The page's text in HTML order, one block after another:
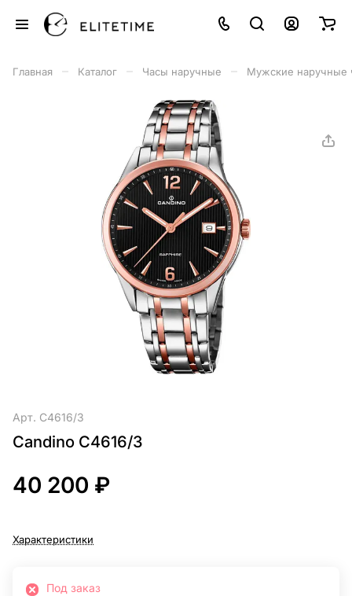
Главная Каталог Часы наручные Мужские наручные
Арт. C4616/3
Candino C4616/3
40 200 ₽
Характеристики
Под заказ